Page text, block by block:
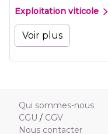
Exploitation viticole
Voir plus
Qui sommes-nous
CGU / CGV
Nous contacter